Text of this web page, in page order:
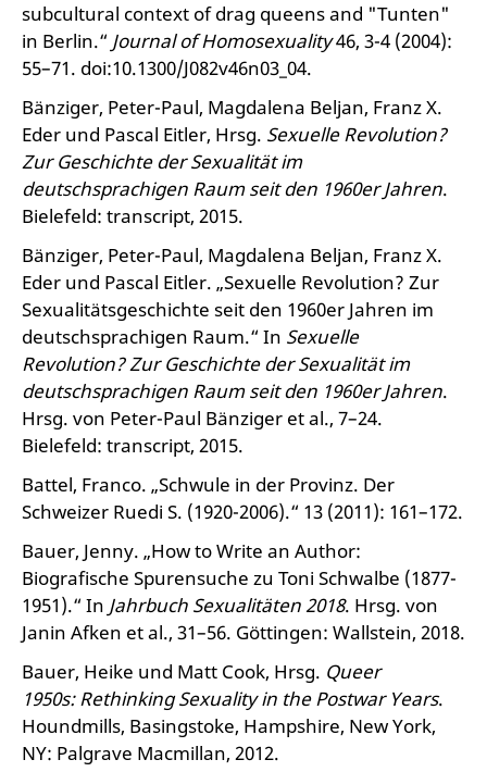
subcultural context of drag queens and "Tunten"
in Berlin.“ Journal of Homosexuality46, 3-4 (2004):
55–71. doi:10.1300/J082v46n03_04.
Bänziger, Peter-Paul, Magdalena Beljan, Franz X.
Eder und Pascal Eitler, Hrsg. Sexuelle Revolution?
Zur Geschichte der Sexualität im
deutschsprachigen Raum seit den 1960er Jahren.
Bielefeld: transcript, 2015.
Bänziger, Peter-Paul, Magdalena Beljan, Franz X.
Eder und Pascal Eitler. „Sexuelle Revolution? Zur
Sexualitätsgeschichte seit den 1960er Jahren im
deutschsprachigen Raum.“ In Sexuelle
Revolution? Zur Geschichte der Sexualität im
deutschsprachigen Raum seit den 1960er Jahren.
Hrsg. von Peter-Paul Bänziger et al., 7–24.
Bielefeld: transcript, 2015.
Battel, Franco. „Schwule in der Provinz. Der
Schweizer Ruedi S. (1920-2006).“ 13 (2011): 161–172.
Bauer, Jenny. „How to Write an Author:
Biografische Spurensuche zu Toni Schwalbe (1877-
1951).“ In Jahrbuch Sexualitäten 2018. Hrsg. von
Janin Afken et al., 31–56. Göttingen: Wallstein, 2018.
Bauer, Heike und Matt Cook, Hrsg. Queer
1950s: Rethinking Sexuality in the Postwar Years.
Houndmills, Basingstoke, Hampshire, New York,
NY: Palgrave Macmillan, 2012.